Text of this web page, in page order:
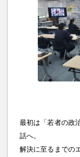
最初は「若者の政
話へ。
解決に至るまでの